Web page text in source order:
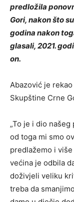
predložila
Gori, nakon što
godina nakon
glasali, 2021.
on.
Abazović je
Skupštine Crne
„To je i dio
od toga mi smo
predlažemo i
većina je odbila
doživjeli veliku
treba da